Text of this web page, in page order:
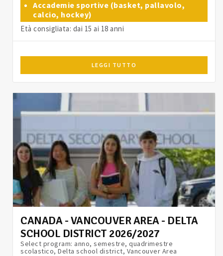
Accademie sportive (basket, pallavolo,
calcio, hockey)
Età consigliata: dai 15 ai 18 anni
LEGGI TUTTO
CANADA - VANCOUVER AREA - DELTA
SCHOOL DISTRICT 2026/2027
Select program: anno, semestre, quadrimestre
scolastico, Delta school district, Vancouver Area